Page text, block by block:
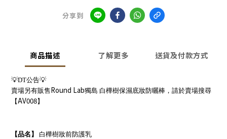
分享到
商品描述 了解更多 送貨及付款方式
💡DT公告💡
賣場另有販售Round Lab獨島 白樺樹保濕底妝防曬棒，請於賣場搜尋
【AV008】
【品名】
白樺樹妝前防護乳